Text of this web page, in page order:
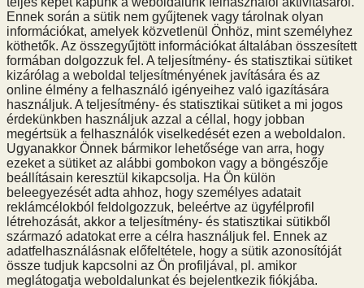
Ennek során a sütik nem gyűjtenek vagy tárolnak olyan
információkat, amelyek közvetlenül Önhöz, mint személyhez
köthetők. Az összegyűjtött információkat általában összesített
formában dolgozzuk fel. A teljesítmény- és statisztikai sütiket
kizárólag a weboldal teljesítményének javítására és az
online élmény a felhasználó igényeihez való igazítására
használjuk. A teljesítmény- és statisztikai sütiket a mi jogos
érdekünkben használjuk azzal a céllal, hogy jobban
megértsük a felhasználók viselkedését ezen a weboldalon.
Ugyanakkor Önnek bármikor lehetősége van arra, hogy
ezeket a sütiket az alábbi gombokon vagy a böngészője
beállításain keresztül kikapcsolja. Ha Ön külön
beleegyezését adta ahhoz, hogy személyes adatait
reklámcélokból feldolgozzuk, beleértve az ügyfélprofil
létrehozását, akkor a teljesítmény- és statisztikai sütikből
származó adatokat erre a célra használjuk fel. Ennek az
adatfelhasználásnak előfeltétele, hogy a sütik azonosítóját
össze tudjuk kapcsolni az Ön profiljával, pl. amikor
meglátogatja weboldalunkat és bejelentkezik fiókjába.